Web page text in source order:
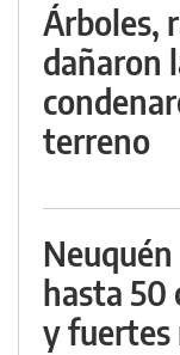
Árboles,
dañaron
terreno
hasta 50
y fuertes